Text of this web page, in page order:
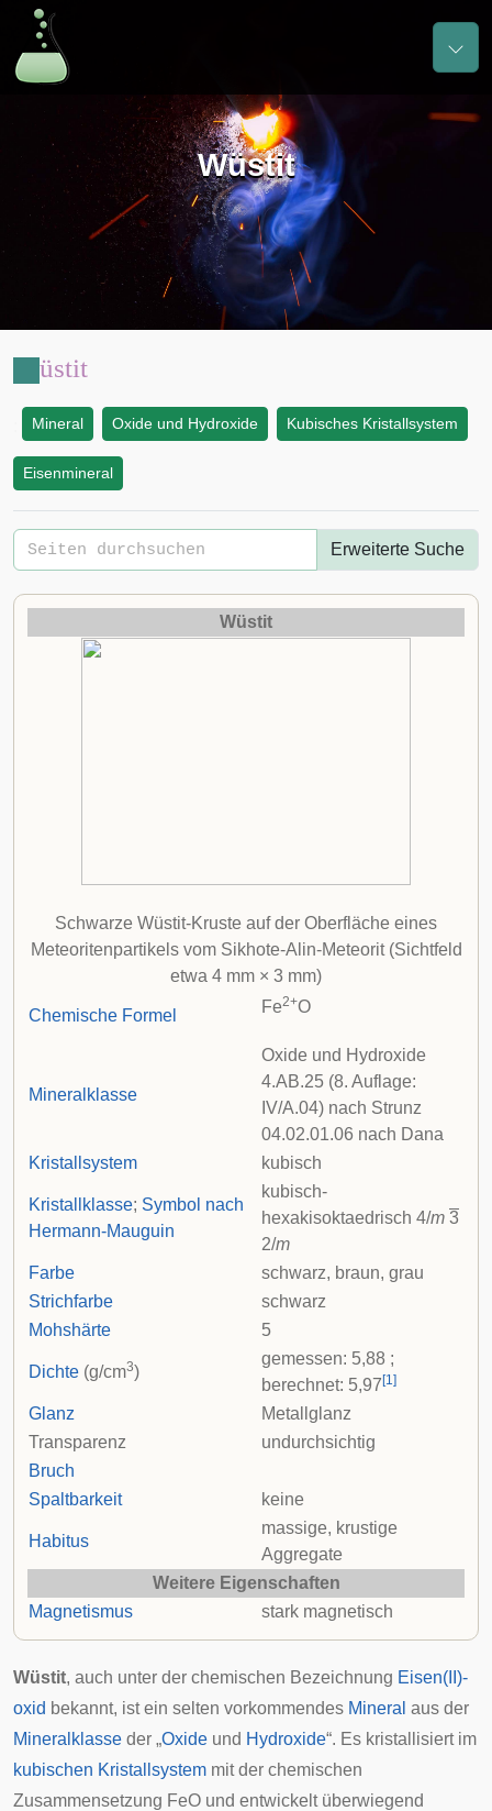
Wüstit
Wüstit
Mineral Oxide und Hydroxide Kubisches Kristallsystem
Eisenmineral
Erweiterte Suche
Wüstit
Schwarze Wüstit-Kruste auf der Oberfläche eines
Meteoritenpartikels vom Sikhote-Alin-Meteorit(Sichtfeld
etwa 4 mm × 3 mm)
Chemische Formel Fe2+O
Mineralklasse
Oxide und Hydroxide
4.AB.25 (8. Auflage:
IV/A.04) nach Strunz
04.02.01.06 nach Dana
Kristallsystem
kubisch
Kristallklasse; Symbol nach
Hermann-Mauguin
kubisch-
hexakisoktaedrisch 4/m 3
2/m
Farbe
schwarz, braun, grau
Strichfarbe
schwarz
Mohshärte
5
Dichte (g/cm3)
gemessen: 5,88 ;
berechnet: 5,97 [1]
Glanz
Metallglanz
Transparenz
undurchsichtig
Bruch
Spaltbarkeit
keine
Habitus
massige, krustige
Aggregate
Weitere Eigenschaften
Magnetismus
stark magnetisch
Wüstit, auch unter der chemischen Bezeichnung Eisen(II)-
oxid bekannt, ist ein selten vorkommendes Mineral aus der
Mineralklasse der „Oxide und Hydroxide“. Es kristallisiert im
kubischen Kristallsystem mit der chemischen
Zusammensetzung FeO und entwickelt überwiegend